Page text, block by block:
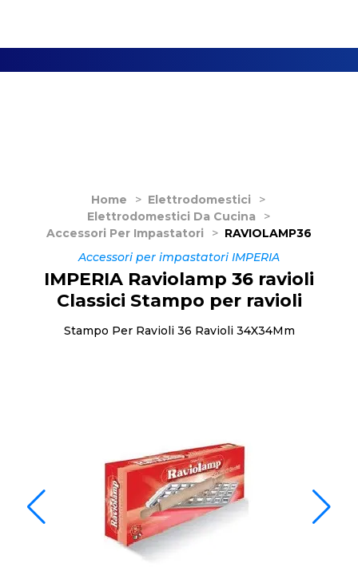
Home > Elettrodomestici
>
Elettrodomestici Da Cucina
>
Accessori Per Impastatori
> RAVIOLAMP36
Accessori per impastatori IMPERIA
IMPERIA Raviolamp 36 ravioli
Classici Stampo per ravioli
Stampo Per Ravioli 36 Ravioli 34X34Mm